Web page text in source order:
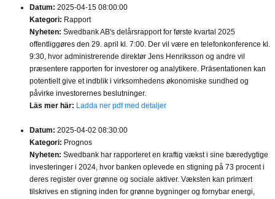
Datum: 2025-04-15 08:00:00
Kategori: Rapport
Nyheten: Swedbank AB's delårsrapport for første kvartal 2025
offentliggøres den 29. april kl. 7:00. Der vil være en telefonkonference kl.
9:30, hvor administrerende direktør Jens Henriksson og andre vil
præsentere rapporten for investorer og analytikere. Präsentationen kan
potentielt give et indblik i virksomhedens økonomiske sundhed og
påvirke investorernes beslutninger.
Läs mer här: Ladda ner pdf med detaljer
Datum: 2025-04-02 08:30:00
Kategori: Prognos
Nyheten: Swedbank har rapporteret en kraftig vækst i sine bæredygtige
investeringer i 2024, hvor banken oplevede en stigning på 73 procent i
deres register over grønne og sociale aktiver. Væksten kan primært
tilskrives en stigning inden for grønne bygninger og fornybar energi,